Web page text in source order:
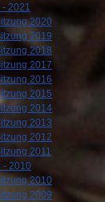
- 2021
2020
2019
2018
2017
2016
2015
2014
2013
2012
2011
- 2010
2010
2009